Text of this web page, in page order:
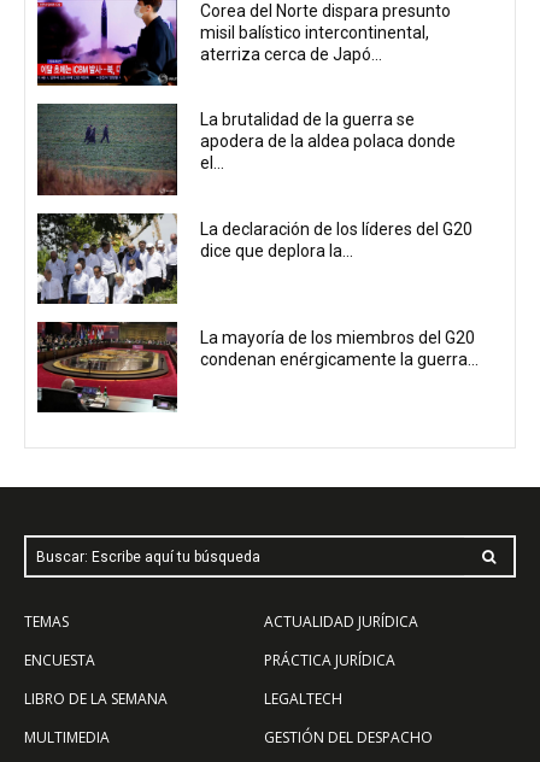
Corea del Norte dispara presunto
misil balístico intercontinental,
aterriza cerca de Japó...
La brutalidad de la guerra se
apodera de la aldea polaca donde
el...
La declaración de los líderes del G20
dice que deplora la...
La mayoría de los miembros del G20
condenan enérgicamente la guerra...
Buscar: Escribe aquí tu búsqueda
TEMAS
ENCUESTA
LIBRO DE LA SEMANA
MULTIMEDIA
ACTUALIDAD JURÍDICA
PRÁCTICA JURÍDICA
LEGALTECH
GESTIÓN DEL DESPACHO